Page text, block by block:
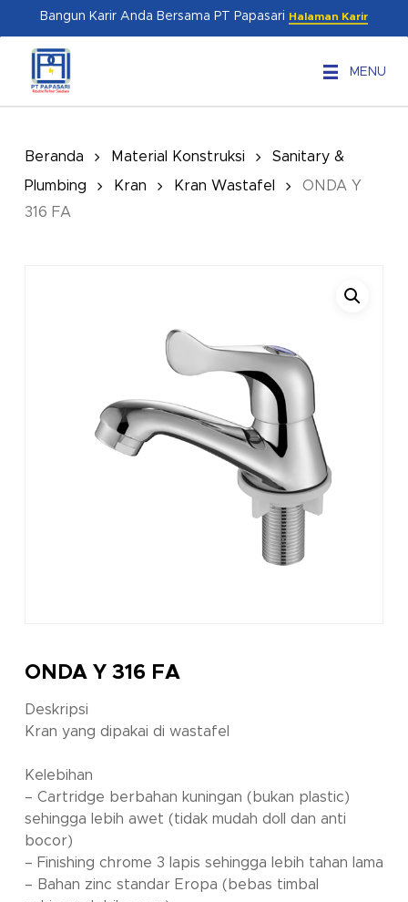
content
Bangun Karir Anda Bersama PT Papasari Halaman Karir
MENU
Beranda Material Konstruksi
Sanitary &
Plumbing
Kran Kran Wastafel
ONDA Y
316 FA
ONDA Y 316 FA
Deskripsi
Kran yang dipakai di wastafel
Kelebihan
– Cartridge berbahan kuningan (bukan plastic)
sehingga lebih awet (tidak mudah doll dan anti
bocor)
– Finishing chrome 3 lapis sehingga lebih tahan lama
– Bahan zinc standar Eropa (bebas timbal
Menu